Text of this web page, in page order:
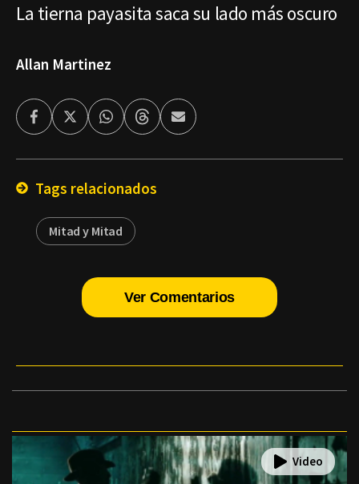
La tierna payasita saca su lado más oscuro
Allan Martinez
FacebookTwitterWhatsappThreadsEnviar
por
Tags relacionados
Mitad y Mitad
Ver Comentarios